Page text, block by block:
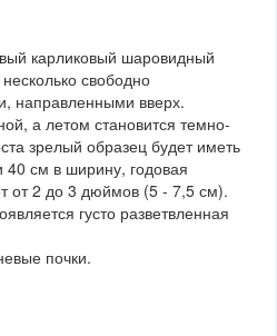
карликовый шаровидный
свободно
направленными вверх.
а летом становится темно-
зрелый образец будет иметь
см в ширину, годовая
от 2 до 3 дюймов (5 - 7,5 см).
густо разветвленная
почки.